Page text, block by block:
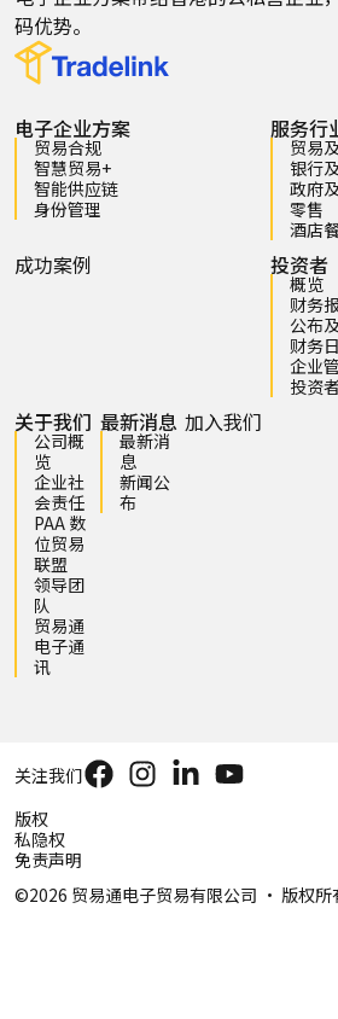
码优势。
电子企业方案
贸易合规
智慧贸易+
智能供应链
身份管理
服务行
贸易
银行
政府
零售
酒店
成功案例 投资者
概览
财务
公布
财务
企业
投资
关于我们
公司概
览
企业社
会责任
PAA 数
位贸易
联盟
领导团
队
贸易通
电子通
讯
最新消息
最新消
息
新闻公
布
加入我们
©2026 贸易通电子贸易有限公司 ‧ 版权所
版权
私隐权
免责声明
关注我们